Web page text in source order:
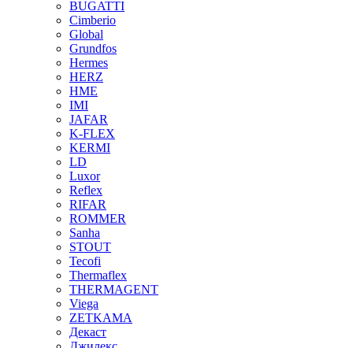
BUGATTI
Cimberio
Global
Grundfos
Hermes
HERZ
HME
IMI
JAFAR
K-FLEX
KERMI
LD
Luxor
Reflex
RIFAR
ROMMER
Sanha
STOUT
Tecofi
Thermaflex
THERMAGENT
Viega
ZETKAMA
Декаст